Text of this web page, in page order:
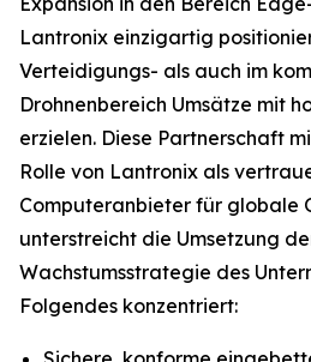
Lantronix einzigartig
Verteidigungs- als auch im
Drohnenbereich Umsätze mit
erzielen. Diese Partnerschaft
Rolle von Lantronix als
Computeranbieter für globale
unterstreicht die Umsetzung
Wachstumsstrategie des
Folgendes konzentriert: